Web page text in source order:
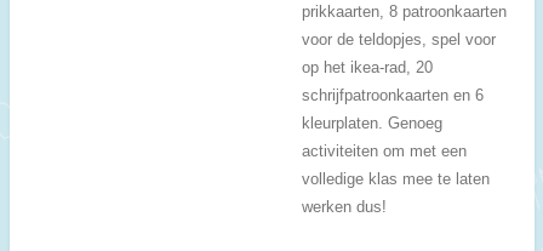
prikkaarten, 8 patroonkaarten
voor de teldopjes, spel voor
op het ikea-rad, 20
schrijfpatroonkaarten en 6
kleurplaten. Genoeg
activiteiten om met een
volledige klas mee te laten
werken dus!